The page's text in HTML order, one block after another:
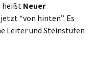
heißt Neuer
“von hinten”. Es
Leiter und Steinstufen